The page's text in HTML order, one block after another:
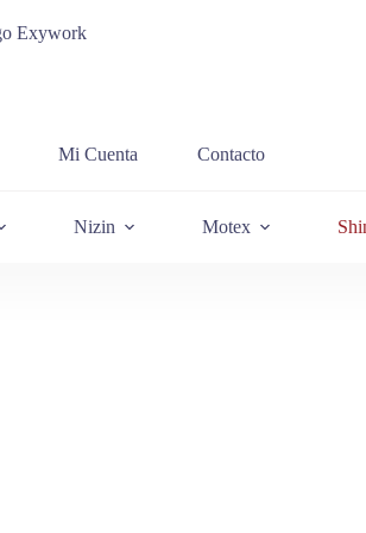
Mi Cuenta Contacto
Nizin Motex